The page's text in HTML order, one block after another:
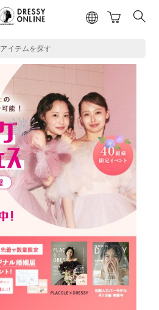
アイテムを探す